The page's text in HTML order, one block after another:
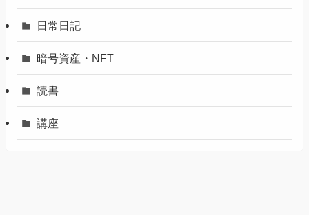
日常日記
暗号資産・NFT
読書
講座